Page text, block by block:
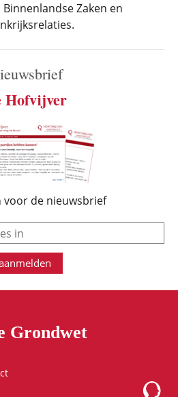
Zaken en
Hofvijver
voor de nieuwsbrief
e-mail
Grondwet
Logo